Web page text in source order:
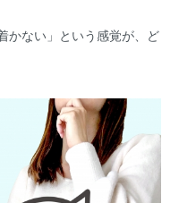
かない」という感覚が、ど